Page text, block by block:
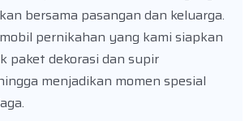
bersama pasangan dan keluarga.
pernikahan yang kami siapkan
paket dekorasi dan supir
menjadikan momen spesial